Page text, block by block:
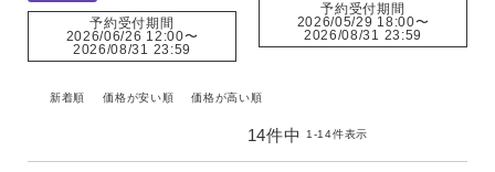
予約受付期間
2026/06/26 12:00〜
2026/08/31 23:59
予約受付期間
2026/05/29 18:00〜
2026/08/31 23:59
新着順 価格が安い順 価格が高い順
14件中 1-14件表示